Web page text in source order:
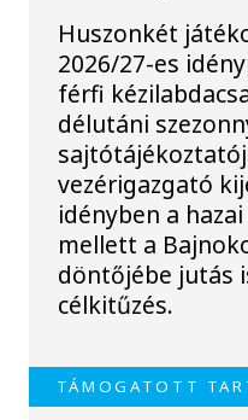
Huszonkét
2026/27-es
férfi
délutáni
vezérigazgató
idényben a
mellett a
döntőjébe jutás
célkitűzés.
TÁMOGATOTT